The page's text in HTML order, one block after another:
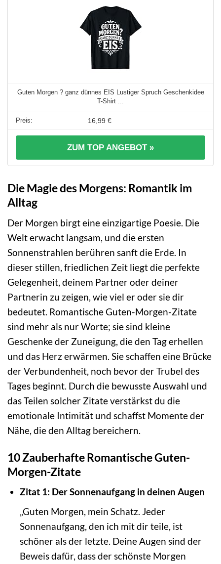
Guten Morgen ? ganz dünnes EIS Lustiger Spruch Geschenkidee
T-Shirt ...
16,99 €
ZUM TOP ANGEBOT »
Die Magie des Morgens: Romantik im
Alltag
Der Morgen birgt eine einzigartige Poesie. Die
Welt erwacht langsam, und die ersten
Sonnenstrahlen berühren sanft die Erde. In
dieser stillen, friedlichen Zeit liegt die perfekte
Gelegenheit, deinem Partner oder deiner
Partnerin zu zeigen, wie viel er oder sie dir
bedeutet. Romantische Guten-Morgen-Zitate
sind mehr als nur Worte; sie sind kleine
Geschenke der Zuneigung, die den Tag erhellen
und das Herz erwärmen. Sie schaffen eine Brücke
der Verbundenheit, noch bevor der Trubel des
Tages beginnt. Durch die bewusste Auswahl und
das Teilen solcher Zitate verstärkst du die
emotionale Intimität und schaffst Momente der
Nähe, die den Alltag bereichern.
10 Zauberhafte Romantische Guten-
Morgen-Zitate
Zitat 1: Der Sonnenaufgang in deinen Augen
„Guten Morgen, mein Schatz. Jeder
Sonnenaufgang, den ich mit dir teile, ist
schöner als der letzte. Deine Augen sind der
Beweis dafür, dass der schönste Morgen